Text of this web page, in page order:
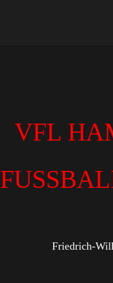
VFL
Friedrich-